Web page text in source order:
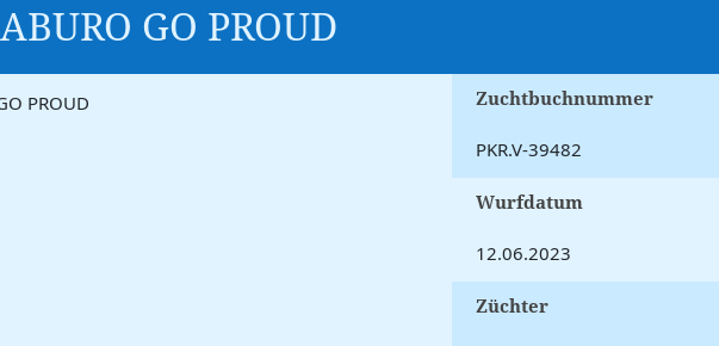
GO PROUD
Zuchtbuchnummer
PKR.V-39482
Wurfdatum
12.06.2023
Züchter